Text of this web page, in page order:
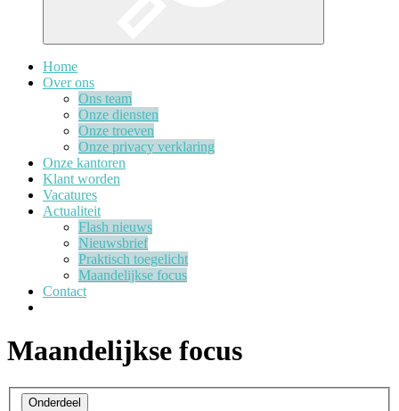
Home
Over ons
Ons team
Onze diensten
Onze troeven
Onze privacy verklaring
Onze kantoren
Klant worden
Vacatures
Actualiteit
Flash nieuws
Nieuwsbrief
Praktisch toegelicht
Maandelijkse focus
Contact
Maandelijkse focus
Onderdeel